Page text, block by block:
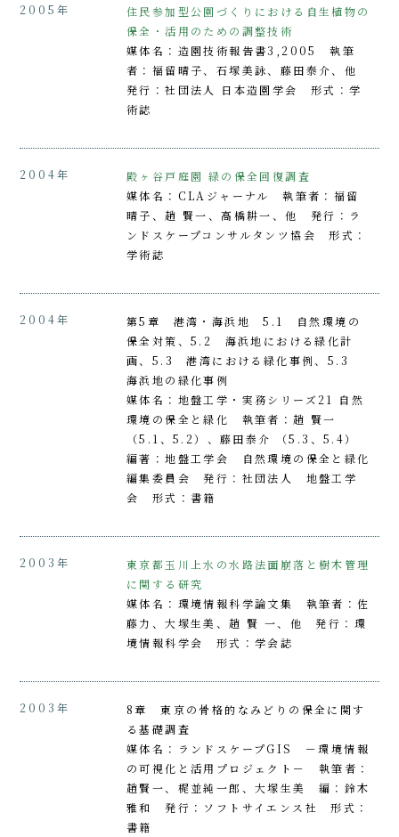
2005年
住民参加型公園づくりにおける自生植物の
保全・活用のための調整技術
媒体名：造園技術報告書3,2005 執筆
者：福留晴子、石塚美詠、藤田泰介、他
発行：社団法人 日本造園学会 形式：学
術誌
2004年
殿ヶ谷戸庭園 緑の保全回復調査
媒体名：CLAジャーナル 執筆者：福留
晴子、趙 賢一、高橋耕一、他 発行：ラ
ンドスケープコンサルタンツ協会 形式：
学術誌
2004年
第5章 港湾・海浜地 5.1 自然環境の
保全対策、5.2 海浜地における緑化計
画、5.3 港湾における緑化事例、5.3
海浜地の緑化事例
媒体名：地盤工学・実務シリーズ21 自然
環境の保全と緑化 執筆者：趙 賢一
（5.1、5.2）、藤田泰介 （5.3、5.4）
編著：地盤工学会 自然環境の保全と緑化
編集委員会 発行：社団法人 地盤工学
会 形式：書籍
2003年
東京都玉川上水の水路法面崩落と樹木管理
に関する研究
媒体名：環境情報科学論文集 執筆者：佐
藤力、大塚生美、趙 賢 一、他 発行：環
境情報科学会 形式：学会誌
2003年
8章 東京の骨格的なみどりの保全に関す
る基礎調査
媒体名：ランドスケープGIS －環境情報
の可視化と活用プロジェクト－ 執筆者：
趙賢一、梶並純一郎、大塚生美 編：鈴木
雅和 発行：ソフトサイエンス社 形式：
書籍